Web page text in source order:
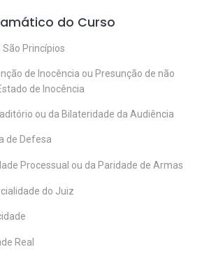
do Curso
São Princípios
de Inocência ou Presunção de não
de Inocência
ou da Bilateridade da Audiência
de Defesa
Processual ou da Paridade de Armas
do Juiz
Real